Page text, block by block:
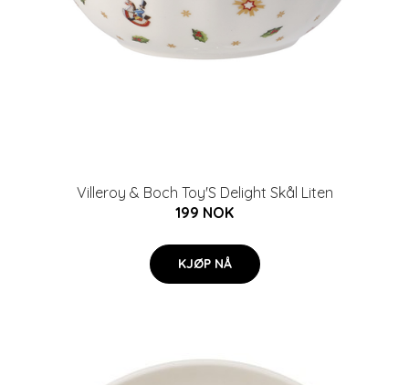
Villeroy & Boch Toy'S Delight Skål Liten
199 NOK
KJØP NÅ